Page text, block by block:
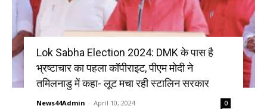
Lok Sabha Election 2024: DMK के पास है
भ्रष्टाचार का पहला कॉपीराइट, पीएम मोदी ने
तमिलनाडु में कहा- लूट मचा रही स्टालिन सरकार
News44Admin - April 10, 2024 0